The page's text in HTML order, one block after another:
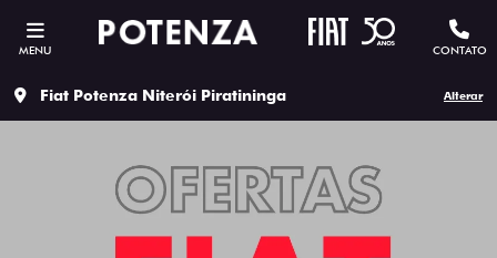
MENU CONTATO
Fiat Potenza Niterói Piratininga Alterar